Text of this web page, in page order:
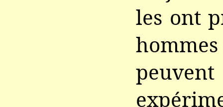
les ont